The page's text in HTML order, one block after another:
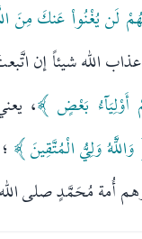
لَن يُغْنُواْ عَنكَ مِنَ
الله شيئاً إن
أَوْلِيَآءُ بَعْضٍ ﴾،
وَلِيُّ الْمُتَّقِينَ ﴾
أُمة مُحَمَّدٍ صلى